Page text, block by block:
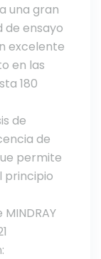
una gran
de ensayo
excelente
en las
180
de
de
permite
principio